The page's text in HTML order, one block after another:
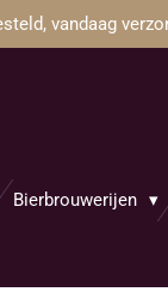
vandaag
Bierbrouwerijen